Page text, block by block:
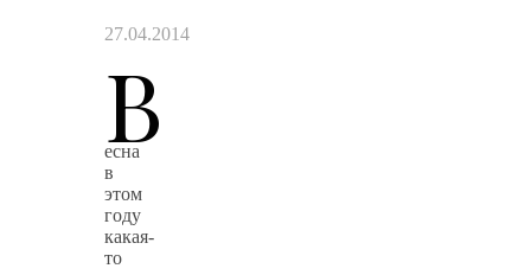
27.04.2014
В
есна
в
этом
году
какая-
то